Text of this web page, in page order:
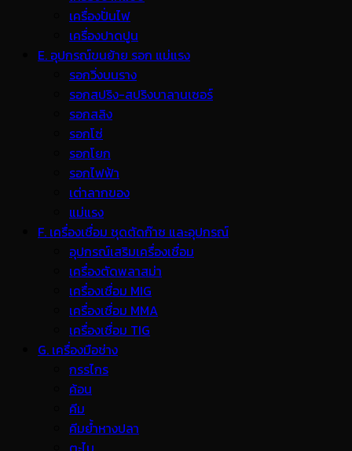
เครื่องปั่นไฟ
เครื่องปาดปูน
E. อุปกรณ์ขนย้าย รอก แม่แรง
รอกวิ่งบนราง
รอกสปริง-สปริงบาลานเซอร์
รอกสลิง
รอกโซ่
รอกโยก
รอกไฟฟ้า
เต่าลากของ
แม่แรง
F. เครื่องเชื่อม ชุดตัดก๊าซ และอุปกรณ์
อุปกรณ์เสริมเครื่องเชื่อม
เครื่องตัดพลาสม่า
เครื่องเชื่อม MIG
เครื่องเชื่อม MMA
เครื่องเชื่อม TIG
G. เครื่องมือช่าง
กรรไกร
ค้อน
คีม
คีมย้ำหางปลา